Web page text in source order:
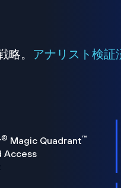
略。 アナリスト検証
® Magic Quadrant™
Access